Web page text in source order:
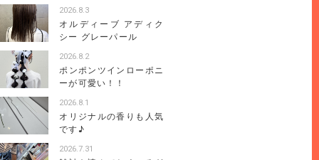
2026.8.3
オルディーブ アディク
シー グレーパール
2026.8.2
ポンポンツインローポニ
ーが可愛い！！
2026.8.1
オリジナルの香りも人気
です♪
2026.7.31